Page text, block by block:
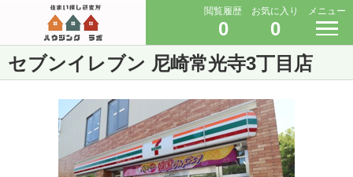
閲覧履歴
0
お気に入り
0
メニュー
セブンイレブン 尼崎常光寺3丁目店